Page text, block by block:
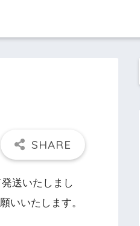
送いたしまし
いいたします。